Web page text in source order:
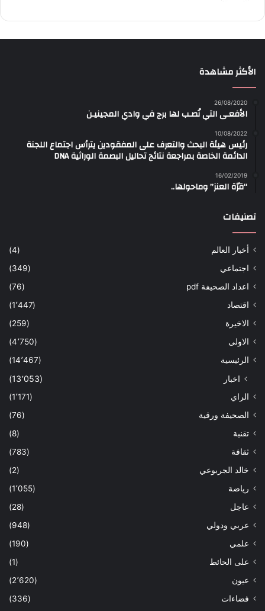
الأكثر مشاهدة
26/08/2020
الأفعـى التي نُصـب لها برج في وادي المجينيـن
10/08/2022
رئيس هيئة البحث والتعرف على المفقودين يترأس اجتماع اللجنة
الدائمة الخاصة بمراجعة نتائج تحاليل البصمة الوراثية DNA
16/02/2019
“قرّة العنز” وماحولها..
تصنيفات
أخبار العالم
(4)
اجتماعي
(349)
اعداد الصحيفة pdf
(76)
اقتصاد
(1٬447)
الاخيرة
(259)
الاولى
(4٬750)
الرئيسية
(14٬467)
اخبار (13٬053)
الراي
(1٬171)
الصحيفة ورقية
(76)
تقنية
(8)
ثقافة
(783)
خالد الجربوعي
(2)
رياضة
(1٬055)
عاجل
(28)
عربي ودولي
(948)
علمي
(190)
على الحائط
(1)
عيون
(2٬620)
فضاءات
(336)